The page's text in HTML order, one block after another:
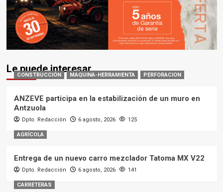
Le puede interesar
CONSTRUCCIÓN MAQUINA-HERRAMIENTA PERFORACION
ANZEVE participa en la estabilización de un muro en
Antzuola
Dpto. Redacción 6 agosto, 2026 125
AGRÍCOLA
Entrega de un nuevo carro mezclador Tatoma MX V22
Dpto. Redacción 6 agosto, 2026 141
CARRETERAS